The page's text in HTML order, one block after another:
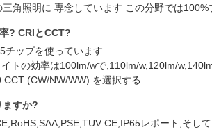
角照明に 専念しています この分野では100%
? CRIとCCT?
チップを使っています
トの効率は100lm/wで,110lm/w,120lm/
CCT (CW/NW/WW) を選択する
ますか?
CE,IP65レポート,そし